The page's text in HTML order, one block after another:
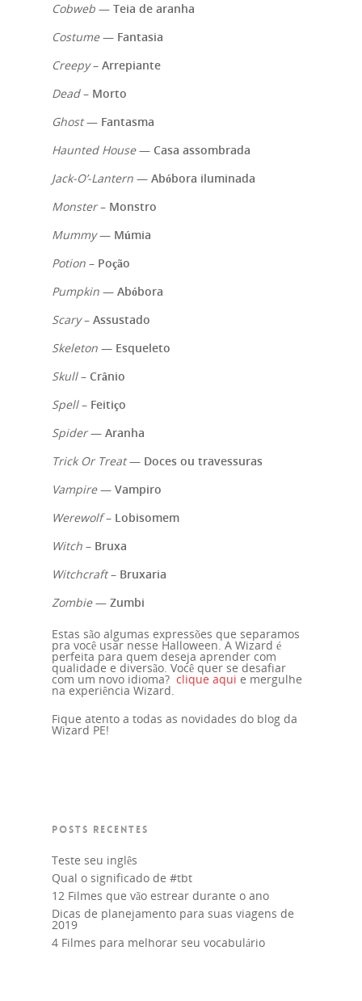
Cobweb — Teia de aranha
Costume— Fantasia
Creepy– Arrepiante
Dead– Morto
Ghost— Fantasma
Haunted House— Casa assombrada
Jack-O’-Lantern — Abóbora iluminada
Monster– Monstro
Mummy— Múmia
Potion – Poção
Pumpkin — Abóbora
Scary– Assustado
Skeleton — Esqueleto
Skull– Crânio
Spell– Feitiço
Spider— Aranha
Trick Or Treat— Doces ou travessuras
Vampire— Vampiro
Werewolf– Lobisomem
Witch – Bruxa
Witchcraft– Bruxaria
Zombie— Zumbi
Estas são algumas expressões que separamos
pra você usar nesse Halloween. A Wizard é
perfeita para quem deseja aprender com
qualidade e diversão. Você quer se desafiar
com um novo idioma? clique aqui e mergulhe
na experiência Wizard.
Fique atento a todas as novidades do blog da
Wizard PE!
POSTS RECENTES
Teste seu inglês
Qual o significado de #tbt
12 Filmes que vão estrear durante o ano
Dicas de planejamento para suas viagens de
2019
4 Filmes para melhorar seu vocabulário
Curso de Francês
Curso de Italiano
Curso de Português